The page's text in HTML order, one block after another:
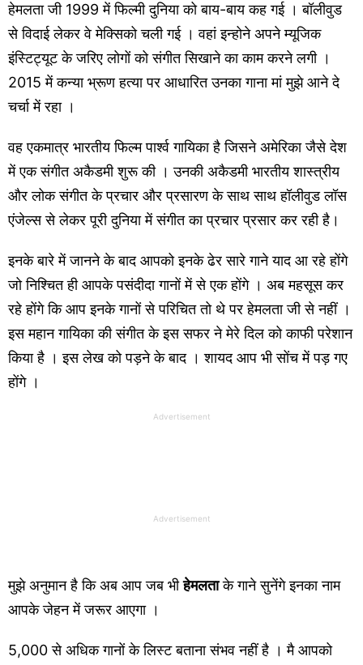
हेमलता जी 1999 में फिल्मी दुनिया को बाय-बाय कह गई । बॉलीवुड
से विदाई लेकर वे मेक्सिको चली गई । वहां इन्होने अपने म्यूजिक
इंस्टिट्यूट के जरिए लोगों को संगीत सिखाने का काम करने लगी ।
2015 में कन्या भ्रूण हत्या पर आधारित उनका गाना मां मुझे आने दे
चर्चा में रहा ।
वह एकमात्र भारतीय फिल्म पार्श्व गायिका है जिसने अमेरिका जैसे देश
में एक संगीत अकैडमी शुरू की । उनकी अकैडमी भारतीय शास्त्रीय
और लोक संगीत के प्रचार और प्रसारण के साथ साथ हॉलीवुड लॉस
एंजेल्स से लेकर पूरी दुनिया में संगीत का प्रचार प्रसार कर रही है।
इनके बारे में जानने के बाद आपको इनके ढेर सारे गाने याद आ रहे होंगे
जो निश्चित ही आपके पसंदीदा गानों में से एक होंगे । अब महसूस कर
रहे होंगे कि आप इनके गानों से परिचित तो थे पर हेमलता जी से नहीं ।
इस महान गायिका की संगीत के इस सफर ने मेरे दिल को काफी परेशान
किया है । इस लेख को पड़ने के बाद । शायद आप भी सोंच में पड़ गए
होंगे ।
Advertisement
Advertisement
मुझे अनुमान है कि अब आप जब भीहेमलताके गाने सुनेंगे इनका नाम
आपके जेहन में जरूर आएगा ।
5,000 से अधिक गानों के लिस्ट बताना संभव नहीं है । मै आपको